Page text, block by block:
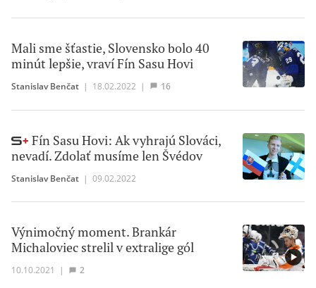
Mali sme šťastie, Slovensko bolo 40
minút lepšie, vraví Fín Sasu Hovi
Stanislav Benčat | 18.02.2022 | 16
Fín Sasu Hovi: Ak vyhrajú Slováci,
nevadí. Zdolať musíme len Švédov
Stanislav Benčat | 09.02.2022
Výnimočný moment. Brankár
Michaloviec strelil v extralige gól
10.10.2021 | 2